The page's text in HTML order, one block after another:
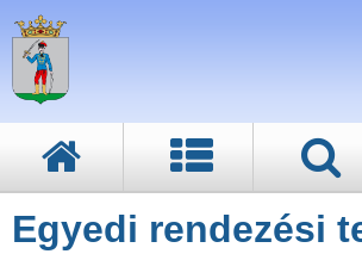
Egyedi rendezési